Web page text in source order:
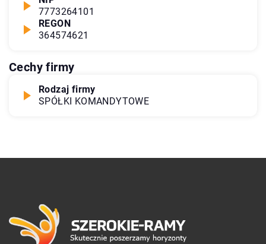
7773264101
REGON
364574621
Cechy firmy
Rodzaj firmy
SPÓŁKI KOMANDYTOWE